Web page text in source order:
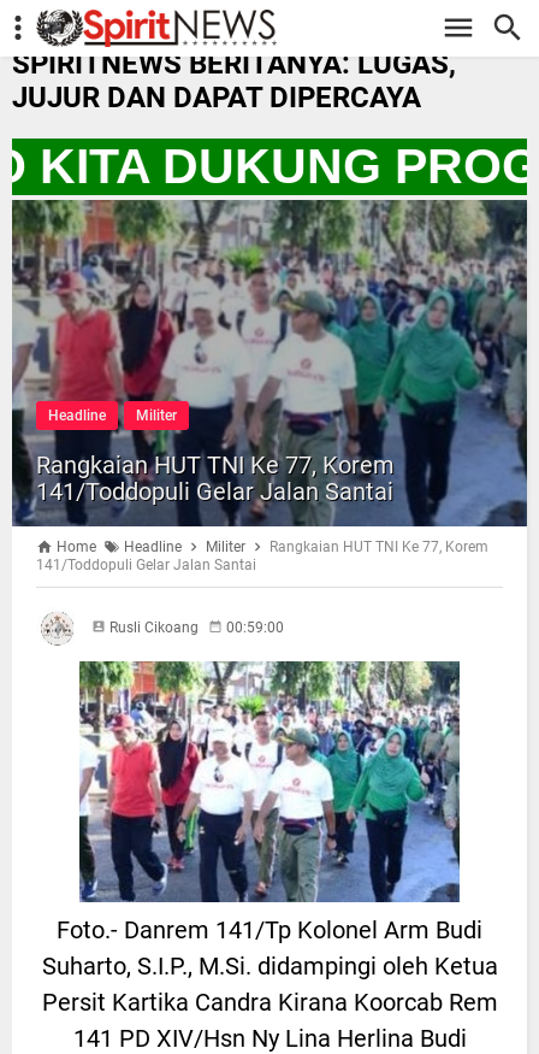
-->
SPIRITNEWS BERITANYA: LUGAS,
JUJUR DAN DAPAT DIPERCAYA
DUKUNG
Headline Militer
Rangkaian HUT TNI Ke 77, Korem
141/Toddopuli Gelar Jalan Santai
Home Headline Militer
Rangkaian HUT TNI Ke 77, Korem
141/Toddopuli Gelar Jalan Santai
Rusli Cikoang 00:59:00
Foto.- Danrem 141/Tp Kolonel Arm Budi
Suharto, S.I.P., M.Si. didampingi oleh Ketua
Persit Kartika Candra Kirana Koorcab Rem
141 PD XIV/Hsn Ny Lina Herlina Budi